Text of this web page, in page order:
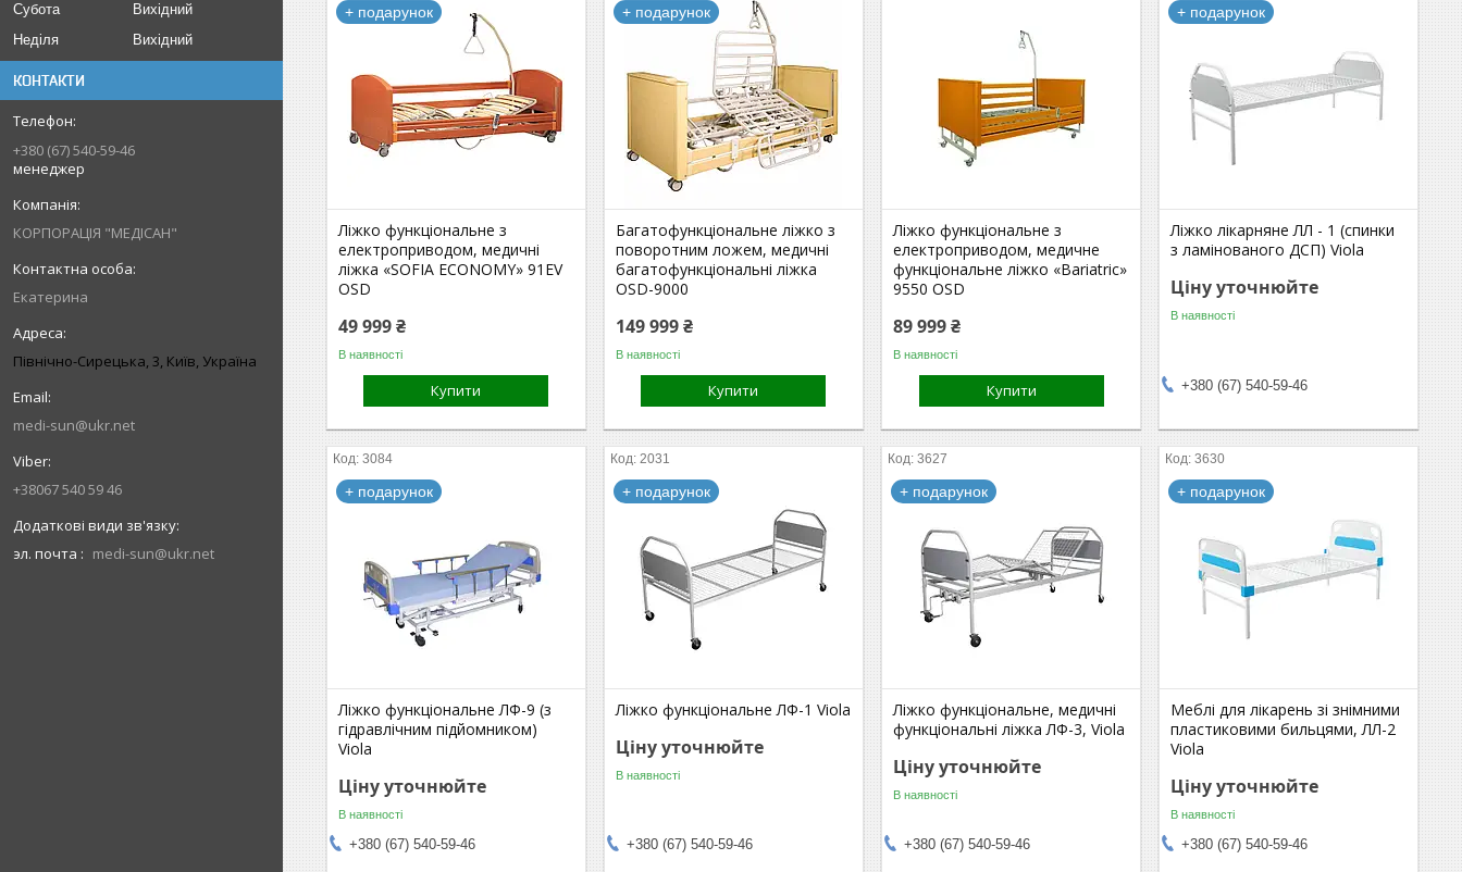
Субота
Вихідний
Неділя
Вихідний
КОНТАКТИ
+380 (67) 540-59-46
менеджер
КОРПОРАЦІЯ "МЕДІСАН"
Екатерина
Північно-Сирецька, 3, Київ, Україна
medi-sun@ukr.net
+38067 540 59 46
эл. почта medi-sun@ukr.net
+ подарунок
Ліжко функціональне з
електроприводом, медичні
ліжка «SOFIA ECONOMY» 91EV
OSD
49 999 ₴
В наявності
Купити
+ подарунок
Багатофункціональне ліжко з
поворотним ложем, медичні
багатофункціональні ліжка
OSD-9000
149 999 ₴
В наявності
Купити
Ліжко функціональне з
електроприводом, медичне
функціональне ліжко «Bariatric»
9550 OSD
89 999 ₴
В наявності
Купити
+ подарунок
Ліжко лікарняне ЛЛ - 1 (спинки
з ламінованого ДСП) Viola
Ціну уточнюйте
В наявності
+380 (67) 540-59-46
3084
+ подарунок
Ліжко функціональне ЛФ-9 (з
гідравлічним підйомником)
Viola
Ціну уточнюйте
В наявності
+380 (67) 540-59-46
2031
+ подарунок
Ліжко функціональне ЛФ-1 Viola
Ціну уточнюйте
В наявності
+380 (67) 540-59-46
3627
+ подарунок
Ліжко функціональне, медичні
функціональні ліжка ЛФ-3, Viola
Ціну уточнюйте
В наявності
+380 (67) 540-59-46
3630
+ подарунок
Меблі для лікарень зі знімними
пластиковими бильцями, ЛЛ-2
Viola
Ціну уточнюйте
В наявності
+380 (67) 540-59-46